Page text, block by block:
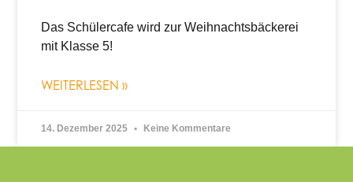
Das Schülercafe wird zur Weihnachtsbäckerei
mit Klasse 5!
WEITERLESEN »
14. Dezember 2025 Keine Kommentare